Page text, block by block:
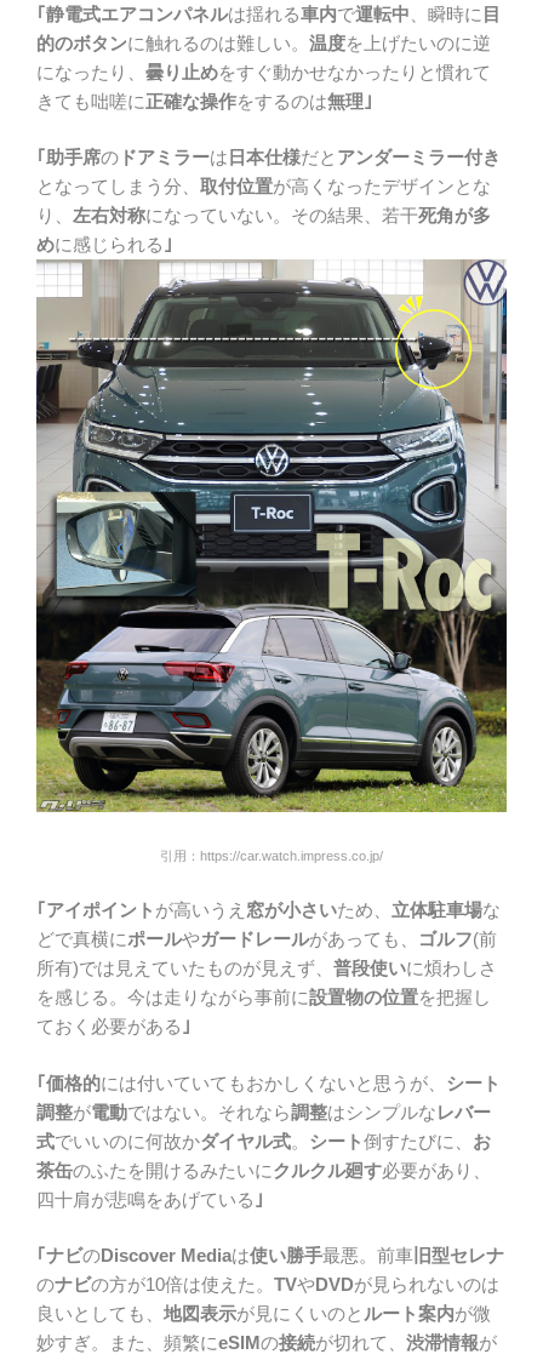
｢静電式エアコンパネルは揺れる車内で運転中 、瞬時に 目
的のボタンに触れるのは難しい。 温度を上げたいのに逆
になったり、 曇り止めをすぐ動かせなかったりと慣れて
きても咄嗟に正確な操作をするのは無理｣
｢助手席の ドアミラーは 日本仕様だと アンダーミラー付き
となってしまう分、 取付位置が高くなったデザインとな
り、 左右対称になっていない。その結果、若干死角が多
めに感じられる｣
引用：https://car.watch.impress.co.jp/
｢アイポイント が高いうえ 窓が小さいため、 立体駐車場な
どで真横にポールやガードレールがあっても、 ゴルフ(前
所有)では見えていたものが見えず、 普段使いに煩わしさ
を感じる。今は走りながら事前に設置物の位置を把握し
ておく必要がある ｣
｢価格的には付いていてもおかしくないと思うが、 シート
調整が電動ではない。それなら調整はシンプルなレバー
式でいいのに何故かダイヤル式。 シート倒すたびに、 お
茶缶のふたを開けるみたいにクルクル廻す必要があり、
四十肩が悲鳴をあげている ｣
｢ナビのDiscover Mediaは使い勝手最悪。前車 旧型セレナ
のナビの方が10倍は使えた。 TVやDVDが見られないのは
良いとしても、 地図表示が見にくいのと ルート案内が微
妙すぎ。また、頻繁にeSIMの接続が切れて、 渋滞情報が